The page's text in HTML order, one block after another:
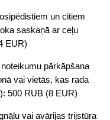
un citiem
saskaņā ar ceļu
EUR)
pārkāpšana
vai vietās, kas rada
500 RUB (8 EUR)
vai avārijas trijstūra